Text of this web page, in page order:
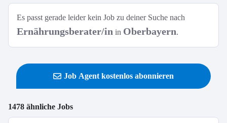
Es passt gerade leider kein Job zu deiner Suche nach
Ernährungsberater/in in Oberbayern.
Job Agent kostenlos abonnieren
1478 ähnliche Jobs